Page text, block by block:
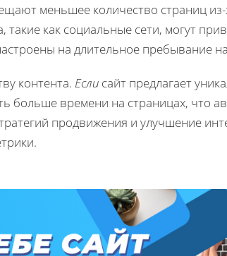
меньшее количество страниц
такие как социальные сети, могут
на длительное пребывание
контента. Если сайт предлагает
больше времени на страницах, что
продвижения и улучшение